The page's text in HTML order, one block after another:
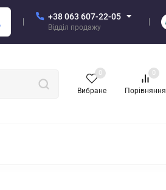
+38 063 607-22-05
Відділ продажу
Вибране
0
Порівняння
0